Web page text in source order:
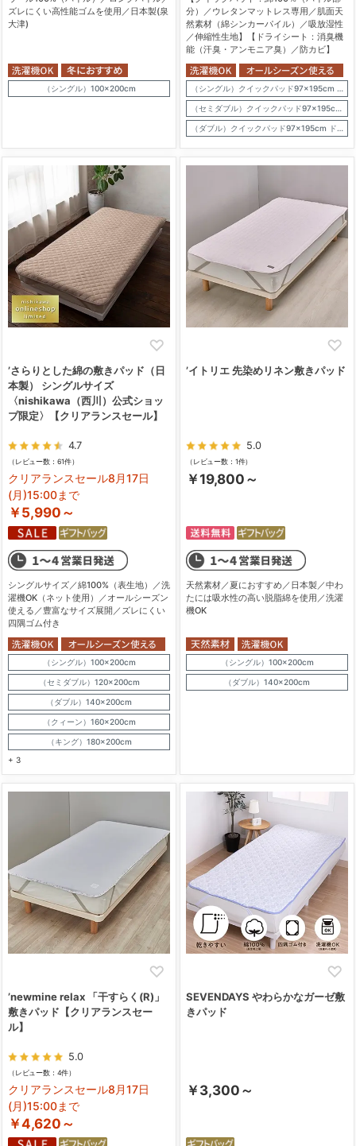
ズレにくい高性能ゴムを使用／日本製(泉
大津)
（シングル）100×200cm
分）／ウレタンマットレス専用／肌面天
然素材（綿シンカーパイル）／吸放湿性
／伸縮性生地】【ドライシート：消臭機
能（汗臭・アンモニア臭）／防カビ】
（シングル）クイックパッド97×195cm ドライシート約90×180cm
（セミダブル）クイックパッド97×195cm ドライシート約90×180cm
（ダブル）クイックパッド97×195cm ドライシート約90×180cm
’さらりとした綿の敷きパッド（日
本製） シングルサイズ
〈nishikawa（西川）公式ショッ
プ限定〉【クリアランスセール】
4.7
（レビュー数：61件）
クリアランスセール8月17日
(月)15:00まで
￥5,990～
シングルサイズ／綿100%（表生地）／洗
濯機OK（ネット使用）／オールシーズン
使える／豊富なサイズ展開／ズレにくい
四隅ゴム付き
（シングル）100×200cm
（セミダブル）120×200cm
（ダブル）140×200cm
（クィーン）160×200cm
（キング）180×200cm
+ 3
’イトリエ 先染めリネン敷きパッド
5.0
（レビュー数：1件）
￥19,800～
天然素材／夏におすすめ／日本製／中わ
たには吸水性の高い脱脂綿を使用／洗濯
機OK
（シングル）100×200cm
（ダブル）140×200cm
’newmine relax 「干すらく(R)」
敷きパッド【クリアランスセー
ル】
5.0
（レビュー数：4件）
クリアランスセール8月17日
(月)15:00まで
￥4,620～
SEVENDAYS やわらかなガーゼ敷
きパッド
￥3,300～